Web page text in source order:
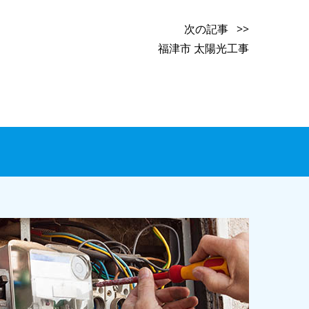
次の記事 >>
福津市 太陽光工事